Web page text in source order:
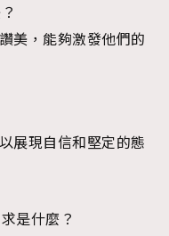
美，能夠激發他們的
展現自信和堅定的態
是什麼？